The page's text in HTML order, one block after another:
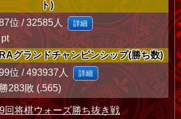
ト)
位 / 32585人 詳細
グランドチャンピンシップ(勝ち数)
位 / 493937人 詳細
283敗 (.565)
回将棋ウォーズ勝ち抜き戦